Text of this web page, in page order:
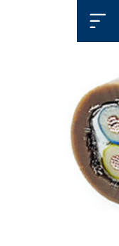
